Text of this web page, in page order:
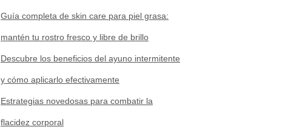
Guía completa de skin care para piel grasa:
mantén tu rostro fresco y libre de brillo
Descubre los beneficios del ayuno intermitente
y cómo aplicarlo efectivamente
Estrategias novedosas para combatir la
flacidez corporal